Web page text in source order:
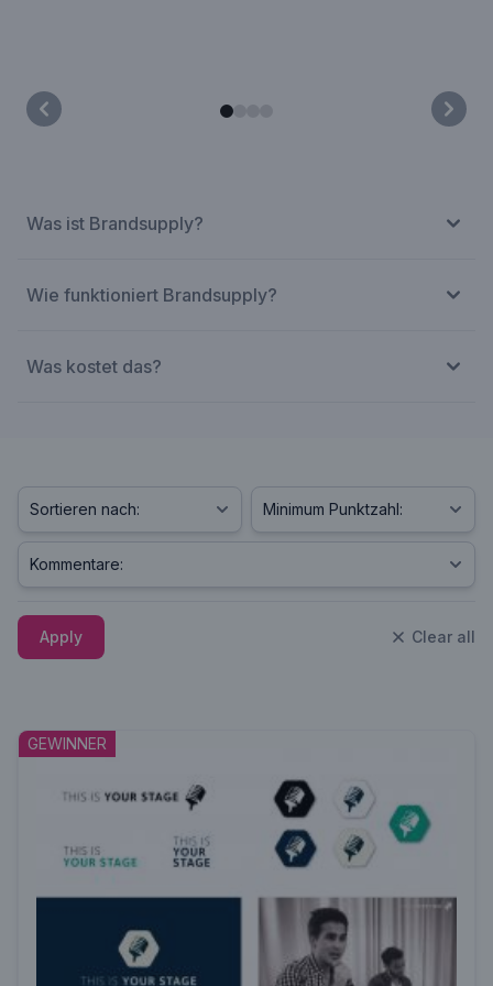
Was ist Brandsupply?
Wie funktioniert Brandsupply?
Was kostet das?
Apply Clear all
GEWINNER